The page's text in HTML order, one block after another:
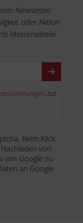
Newsletter
oder Aktion
Motorradteile
zur
Beim Klick
von
von Google zu.
an Google